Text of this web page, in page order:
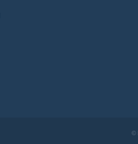
©